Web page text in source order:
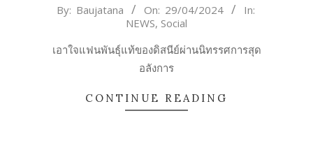
2024-
29
By: Baujatana On: 29/04/2024
In:
NEWS, Social
เอาใจแฟนพันธุ์แท้ของดิสนีย์ผ่านนิทรรศการสุด
อลังการ
CONTINUE READING